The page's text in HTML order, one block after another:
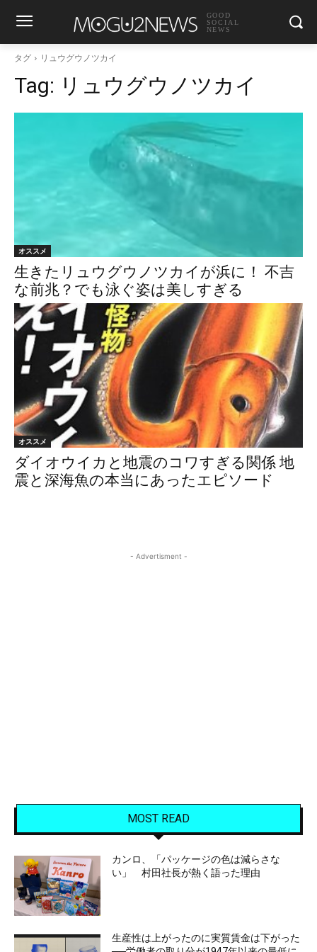
GOOD
SOCIAL
NEWS
タグ リュウグウノツカイ
Tag: リュウグウノツカイ
オススメ
生きたリュウグウノツカイが浜に！ 不吉
な前兆？でも泳ぐ姿は美しすぎる
オススメ
ダイオウイカと地震のコワすぎる関係 地
震と深海魚の本当にあったエピソード
- Advertisment -
MOST READ
カンロ、「パッケージの色は減らさな
い」 村田社長が熱く語った理由
生産性は上がったのに実質賃金は下がった